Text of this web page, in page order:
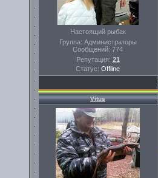
Настоящий рыбак
Группа: Администраторы
Сообщений: 774
Репутация: 21
Статус: Offline
Vitus